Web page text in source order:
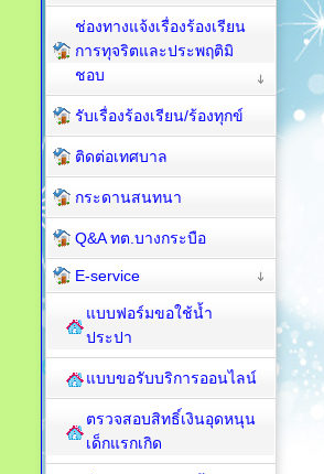
ช่องทางแจ้งเรื่องร้องเรียน
การทุจริตและประพฤติมิ
ชอบ
รับเรื่องร้องเรียน/ร้องทุกข์
ติดต่อเทศบาล
กระดานสนทนา
Q&A ทต.บางกระบือ
E-service
แบบฟอร์มขอใช้น้ำ
ประปา
แบบขอรับบริการออนไลน์
ตรวจสอบสิทธิ์เงินอุดหนุน
เด็กแรกเกิด